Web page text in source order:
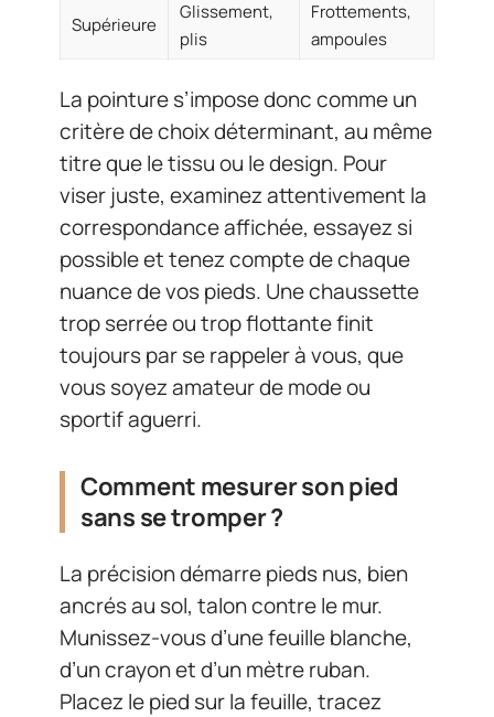
Supérieure
Glissement,
plis
Frottements,
ampoules
La pointure s’impose donc comme un
critère de choix déterminant, au même
titre que le tissu ou le design. Pour
viser juste, examinez attentivement la
correspondance affichée, essayez si
possible et tenez compte de chaque
nuance de vos pieds. Une chaussette
trop serrée ou trop flottante finit
toujours par se rappeler à vous, que
vous soyez amateur de mode ou
sportif aguerri.
Comment mesurer son pied
sans se tromper ?
La précision démarre pieds nus, bien
ancrés au sol, talon contre le mur.
Munissez-vous d’une feuille blanche,
d’un crayon et d’un mètre ruban.
Placez le pied sur la feuille, tracez